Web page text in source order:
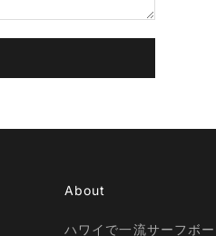
About
ハワイで一流サーフボ